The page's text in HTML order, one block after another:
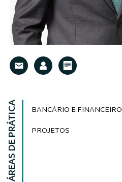
ÁREAS DE PRÁTICA BANCÁRIO E FINANCEIRO
PROJETOS